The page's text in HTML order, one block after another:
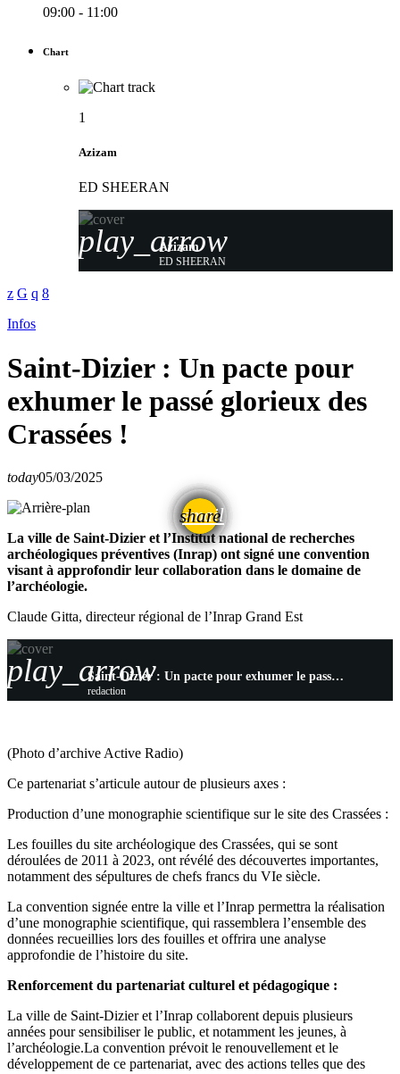
09:00 - 11:00
Chart
1
Azizam
ED SHEERAN
play_arrow
Azizam
ED SHEERAN
Infos
Saint-Dizier : Un pacte pour
exhumer le passé glorieux des
Crassées !
today05/03/2025
share
email
La ville de Saint-Dizier et l’Institut national de recherches
archéologiques préventives (Inrap) ont signé une convention
visant à approfondir leur collaboration dans le domaine de
l’archéologie.
Claude Gitta, directeur régional de l’Inrap Grand Est
play_arrow Saint-Dizier : Un pacte pour exhumer le passé glorieux des Crassées !
redaction
(Photo d’archive Active Radio)
Ce partenariat s’articule autour de plusieurs axes :
Production d’une monographie scientifique sur le site des Crassées :
Les fouilles du site archéologique des Crassées, qui se sont
déroulées de 2011 à 2023, ont révélé des découvertes importantes,
notamment des sépultures de chefs francs du VIe siècle.
La convention signée entre la ville et l’Inrap permettra la réalisation
d’une monographie scientifique, qui rassemblera l’ensemble des
données recueillies lors des fouilles et offrira une analyse
approfondie de l’histoire du site.
Renforcement du partenariat culturel et pédagogique :
La ville de Saint-Dizier et l’Inrap collaborent depuis plusieurs
années pour sensibiliser le public, et notamment les jeunes, à
l’archéologie.La convention prévoit le renouvellement et le
développement de ce partenariat, avec des actions telles que des